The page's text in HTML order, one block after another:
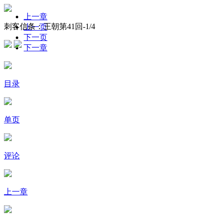
刺客信条：王朝第41回-1/4
上一章
上一页
下一页
下一章
目录
单页
评论
上一章